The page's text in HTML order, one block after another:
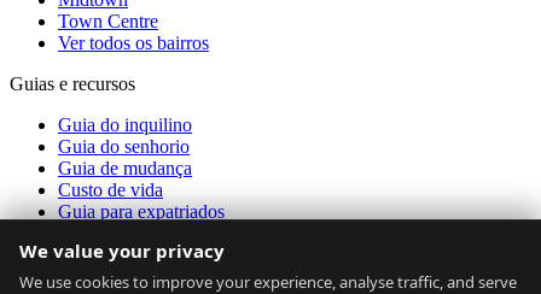
Town Centre
Ver todos os bairros
Guias e recursos
Guia do inquilino
Guia do senhorio
Guia de mudança
Custo de vida
Guia para expatriados
Calculadora de acessibilidade
Dados de mercado
We value your privacy
We use cookies to improve your experience, analyse traffic, and serve